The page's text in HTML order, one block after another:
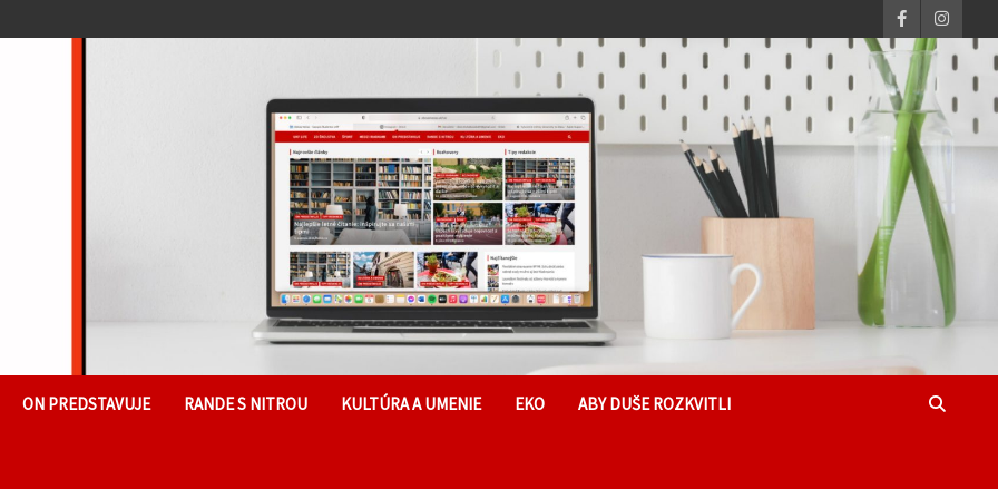
ON PREDSTAVUJE RANDE S NITROU KULTÚRA A UMENIE EKO ABY DUŠE ROZKVITLI